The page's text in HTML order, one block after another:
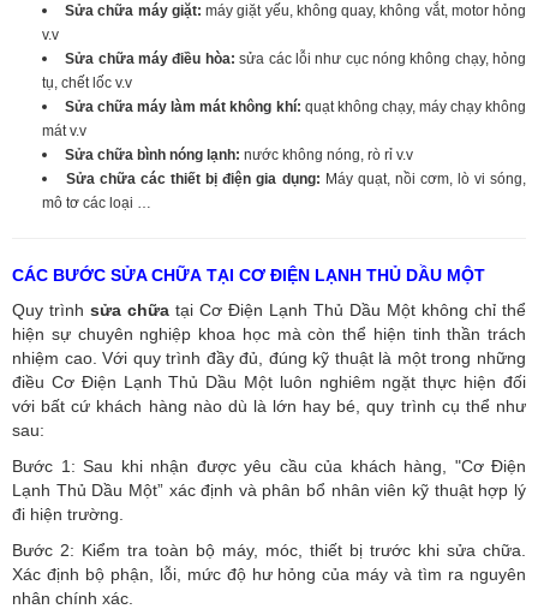
Sửa chữa máy giặt:máy giặt yếu, không quay, không vắt, motor hỏng
v.v
Sửa chữa máy điều hòa: sửa các lỗi như cục nóng không chạy, hỏng
tụ, chết lốc v.v
Sửa chữa máy làm mát không khí: quạt không chạy, máy chạy không
mát v.v
Sửa chữa bình nóng lạnh: nước không nóng, rò rỉ v.v
Sửa chữa các thiết bị điện gia dụng: Máy quạt, nồi cơm, lò vi sóng,
mô tơ các loại …
CÁC BƯỚC SỬA CHỮA TẠI CƠ ĐIỆN LẠNH THỦ DẦU MỘT
Quy trình sửa chữa tại Cơ Điện Lạnh Thủ Dầu Một không chỉ thể
hiện sự chuyên nghiệp khoa học mà còn thể hiện tinh thần trách
nhiệm cao. Với quy trình đầy đủ, đúng kỹ thuật là một trong những
điều Cơ Điện Lạnh Thủ Dầu Một luôn nghiêm ngặt thực hiện đối
với bất cứ khách hàng nào dù là lớn hay bé, quy trình cụ thể như
sau:
Bước 1: Sau khi nhận được yêu cầu của khách hàng, "Cơ Điện
Lạnh Thủ Dầu Một” xác định và phân bổ nhân viên kỹ thuật hợp lý
đi hiện trường.
Bước 2: Kiểm tra toàn bộ máy, móc, thiết bị trước khi sửa chữa.
Xác định bộ phận, lỗi, mức độ hư hỏng của máy và tìm ra nguyên
nhân chính xác.